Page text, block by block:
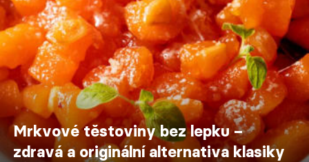
Mrkvové těstoviny bez lepku –
zdravá a originální alternativa klasiky